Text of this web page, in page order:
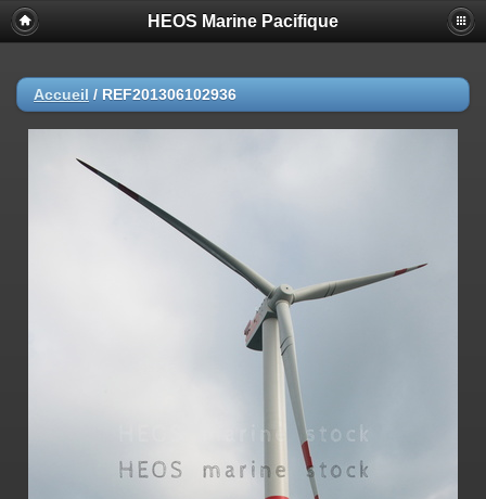
HEOS Marine Pacifique
Accueil / REF201306102936